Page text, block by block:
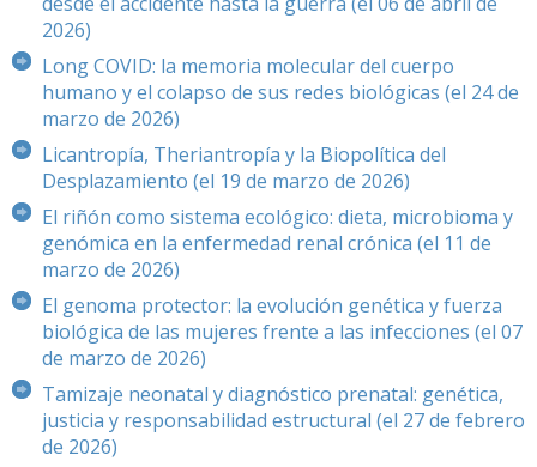
2026)
Long COVID: la memoria molecular del cuerpo
humano y el colapso de sus redes biológicas (el 24 de
marzo de 2026)
Licantropía, Theriantropía y la Biopolítica del
Desplazamiento (el 19 de marzo de 2026)
El riñón como sistema ecológico: dieta, microbioma y
genómica en la enfermedad renal crónica (el 11 de
marzo de 2026)
El genoma protector: la evolución genética y fuerza
biológica de las mujeres frente a las infecciones (el 07
de marzo de 2026)
Tamizaje neonatal y diagnóstico prenatal: genética,
justicia y responsabilidad estructural (el 27 de febrero
de 2026)